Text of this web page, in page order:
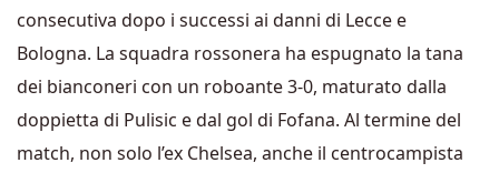
consecutiva dopo i successi ai danni di Lecce e
Bologna. La squadra rossonera ha espugnato la tana
dei bianconeri con un roboante 3-0, maturato dalla
doppietta di Pulisic e dal gol di Fofana. Al termine del
match, non solo l’ex Chelsea, anche il centrocampista